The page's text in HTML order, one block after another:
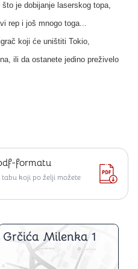
je dobijanje laserskog topa,
rep i još mnogo toga...
koji će uništiti Tokio,
ili da ostanete jedino preživelo
formatu
koji po želji možete
Grčića Milenka 1